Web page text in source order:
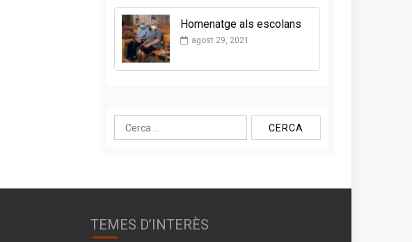
Homenatge als escolans
agost 29, 2021
Cerca:
TEMES D’INTERÈS